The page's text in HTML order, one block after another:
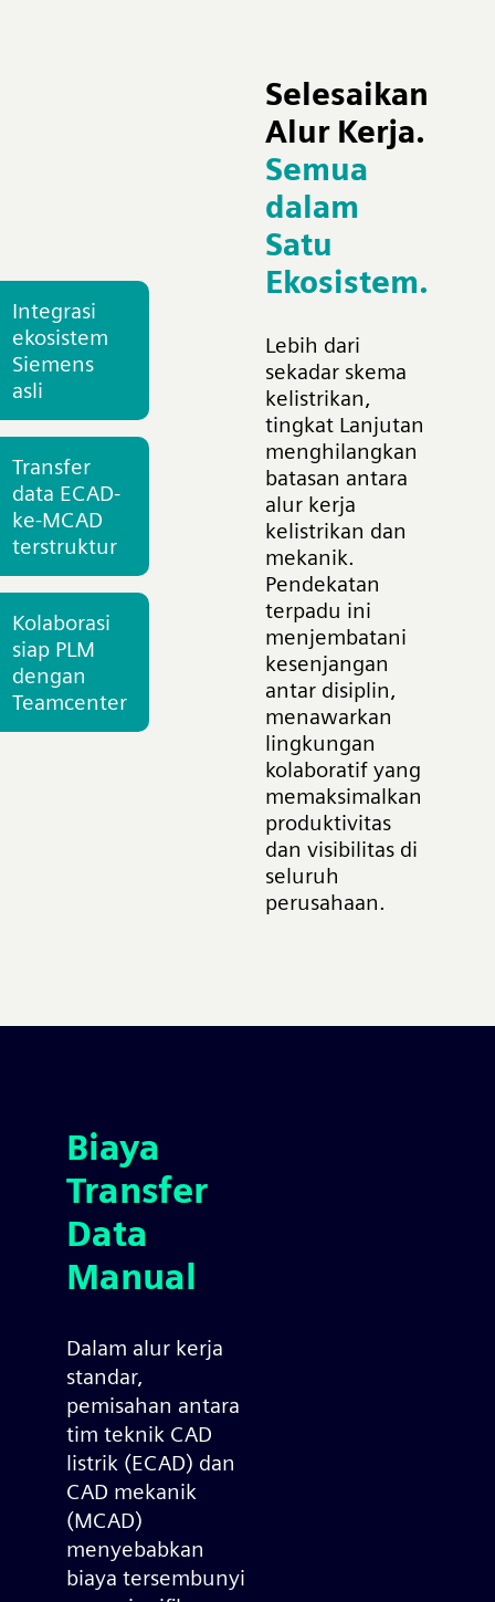
Selesaikan
Alur Kerja.
Semua
dalam
Satu
Ekosistem.
Lebih dari
sekadar skema
kelistrikan,
tingkat Lanjutan
menghilangkan
batasan antara
alur kerja
kelistrikan dan
mekanik.
Pendekatan
terpadu ini
menjembatani
kesenjangan
antar disiplin,
menawarkan
lingkungan
kolaboratif yang
memaksimalkan
produktivitas
dan visibilitas di
seluruh
perusahaan.
Integrasi
ekosistem
Siemens
asli
Transfer
data ECAD-
ke-MCAD
terstruktur
Kolaborasi
siap PLM
dengan
Teamcenter
Biaya
Transfer
Data
Manual
Dalam alur kerja
standar,
pemisahan antara
tim teknik CAD
listrik (ECAD) dan
CAD mekanik
(MCAD)
menyebabkan
biaya tersembunyi